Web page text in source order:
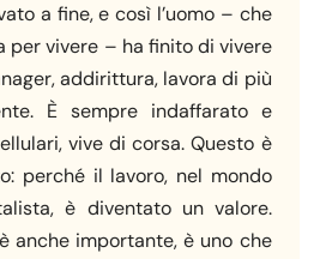
a fine, e così l’uomo – che
per vivere – ha finito di vivere
addirittura, lavora di più
È sempre indaffarato e
vive di corsa. Questo è
perché il lavoro, nel mondo
è diventato un valore.
anche importante, è uno che